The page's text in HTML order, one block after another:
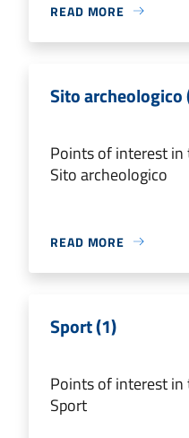
READ MORE
Sito archeologico
Points of interest in
Sito archeologico
READ MORE
Sport (1)
Points of interest in
Sport